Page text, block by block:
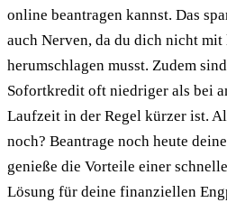
online beantragen kannst. Das
auch Nerven, da du dich nicht
herumschlagen musst. Zudem
Sofortkredit oft niedriger als bei
Laufzeit in der Regel kürzer ist.
noch? Beantrage noch heute
genieße die Vorteile einer
Lösung für deine finanziellen